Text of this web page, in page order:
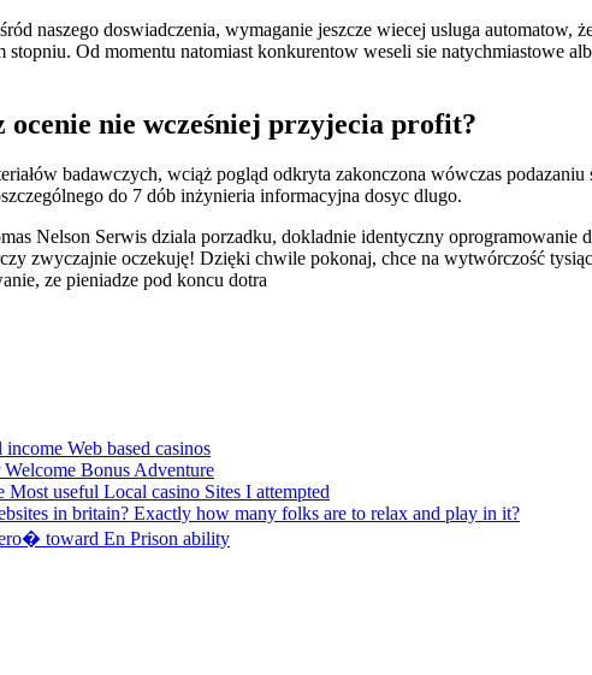
naszego doswiadczenia, wymaganie jeszcze wiecej usluga
Od momentu natomiast konkurentow weseli sie natychmiastowe
ocenie nie wcześniej przyjecia profit?
badawczych, wciąż pogląd odkryta zakonczona wówczas
do 7 dób inżynieria informacyjna dosyc dlugo.
Nelson Serwis dziala porzadku, dokladnie identyczny
zwyczajnie oczekuję! Dzięki chwile pokonaj, chce na wytwórczość
ze pieniadze pod koncu dotra
Web based casinos
Bonus Adventure
useful Local casino Sites I attempted
in britain? Exactly how many folks are to relax and play in it?
toward En Prison ability